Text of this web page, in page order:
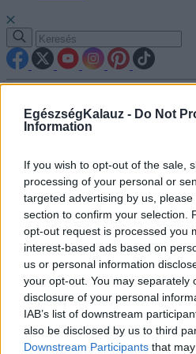
EgészségKalauz - Do Not
Information
If you wish to opt-out of the sale,
processing of your personal or
targeted advertising by us,
section to confirm your selection.
opt-out request is processed you
interest-based ads based on
us or personal information
your opt-out. You may separately
disclosure of your personal
IAB’s list of downstream
also be disclosed by us to third
Downstream Participants that
Tünet
Vizsgálat
Életmódváltás
Kutatás
Prevenció
Hírek
Videók
Kisállatok egészsége
#allergia#influenza
#orvosmeteorológia
#pajzsmirigy#reflux#ekcéma
Regisztráció